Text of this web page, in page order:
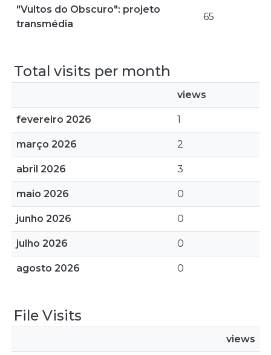
"Vultos do Obscuro": projeto
transmédia
65
Total visits per month
views
fevereiro 2026 1
março 2026 2
abril 2026 3
maio 2026 0
junho 2026 0
julho 2026 0
agosto 2026 0
File Visits
views